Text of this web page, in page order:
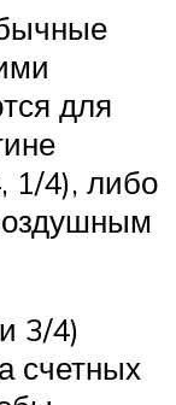
для
1/4), либо
3/4)
счетных